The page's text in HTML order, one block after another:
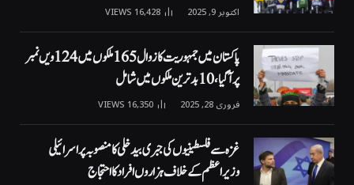
اکتوبر 9, 2025 16,428
VIEWS
پاکستان میں جمہوریت کا زوال 165 ملکوں میں 124ویں نمبر
پر آگیا، 10 بدترین ملکوں میں شامل
فروری 28, 2025 16,350
VIEWS
غزہ سے فلسطینیوں کی جبری بیدخلی کا منصوبہ پر اسرائیلی
وزیراعظم کے خلاف ہزاروں افراد کا احتجاج